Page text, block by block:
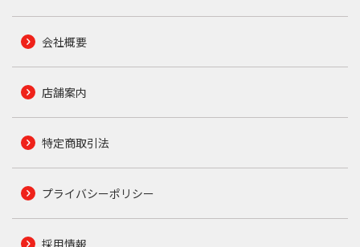
会社概要
店舗案内
特定商取引法
プライバシーポリシー
採用情報